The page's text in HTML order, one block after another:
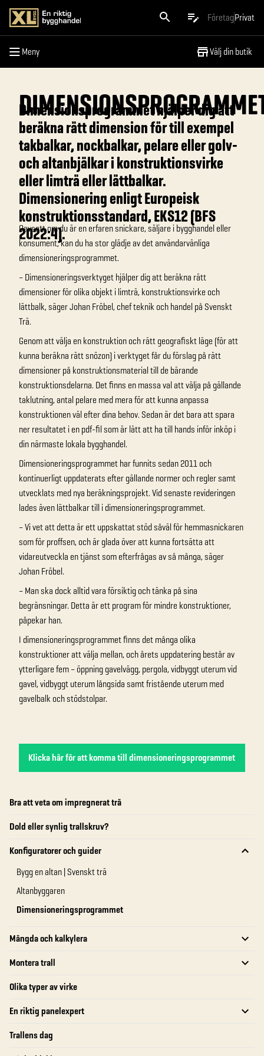
FöretagPrivat
Meny Välj din butik
Meny
Bra att veta om impregnerat trä
Dold eller synlig trallskruv?
Konfiguratorer och guider
Bygg en altan | Svenskt trä
Altanbyggaren
Dimensioneringsprogrammet
Mängda och kalkylera
Montera trall
Olika typer av virke
En riktig panelexpert
Trallens dag
Dimensionsprogrammet hjälper dig att
beräkna rätt dimension för till exempel
takbalkar, nockbalkar, pelare eller golv-
och altanbjälkar i konstruktionsvirke
eller limträ eller lättbalkar.
Dimensionering enligt Europeisk
konstruktionsstandard, EKS12 (BFS
2022:4).
Oavsett om du är en erfaren snickare, säljare i bygghandel eller
konsument, kan du ha stor glädje av det användarvänliga
dimensioneringsprogrammet.
– Dimensioneringsverktyget hjälper dig att beräkna rätt
dimensioner för olika objekt i limträ, konstruktionsvirke och
lättbalk, säger Johan Fröbel, chef teknik och handel på Svenskt
Trä.
Genom att välja en konstruktion och rätt geografiskt läge (för att
kunna beräkna rätt snözon) i verktyget får du förslag på rätt
dimensioner på konstruktionsmaterial till de bärande
konstruktionsdelarna. Det finns en massa val att välja på gällande
taklutning, antal pelare med mera för att kunna anpassa
konstruktionen väl efter dina behov. Sedan är det bara att spara
ner resultatet i en pdf-fil som är lätt att ha till hands inför inköp i
din närmaste lokala bygghandel.
Dimensioneringsprogrammet har funnits sedan 2011 och
kontinuerligt uppdaterats efter gällande normer och regler samt
utvecklats med nya beräkningsprojekt. Vid senaste revideringen
lades även lättbalkar till i dimensioneringsprogrammet.
– Vi vet att detta är ett uppskattat stöd såväl för hemmasnickaren
som för proffsen, och är glada över att kunna fortsätta att
vidareutveckla en tjänst som efterfrågas av så många, säger
Johan Fröbel.
– Man ska dock alltid vara försiktig och tänka på sina
begränsningar. Detta är ett program för mindre konstruktioner,
påpekar han.
I dimensioneringsprogrammet finns det många olika
konstruktioner att välja mellan, och årets uppdatering består av
ytterligare fem – öppning gavelvägg, pergola, vidbyggt uterum vid
gavel, vidbyggt uterum långsida samt fristående uterum med
gavelbalk och stödstolpar.
Klicka här för att komma till dimensioneringsprogrammet